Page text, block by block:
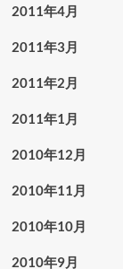
2011年4月
2011年3月
2011年2月
2011年1月
2010年12月
2010年11月
2010年10月
2010年9月